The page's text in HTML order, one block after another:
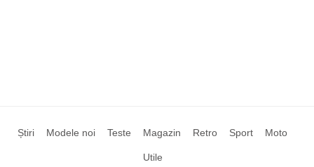
Știri Modele noi Teste Magazin Retro Sport Moto
Utile